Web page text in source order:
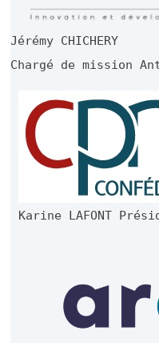
Jérémy CHICHERY
Chargé de mission
Karine LAFONT